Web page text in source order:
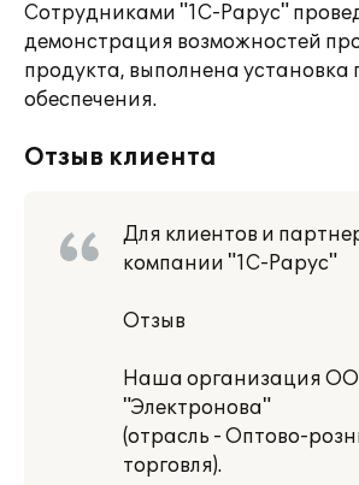
Сотрудниками "1С-Рарус"
демонстрация возможностей
продукта, выполнена установка
обеспечения.
Отзыв клиента
Для клиентов и
компании "1С-Рарус"
Отзыв
Наша организация
"Электронова"
(отрасль - Оптово-
торговля).